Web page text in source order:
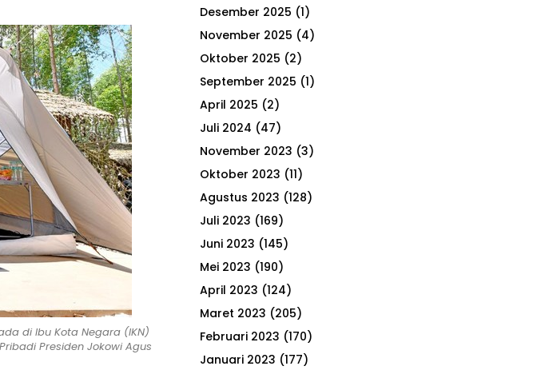
di Ibu Kota Negara (IKN)
Presiden Jokowi Agus
f
o
r
Desember 2025 (1)
November 2025 (4)
Oktober 2025 (2)
September 2025 (1)
April 2025 (2)
Juli 2024 (47)
November 2023 (3)
Oktober 2023 (11)
Agustus 2023 (128)
Juli 2023 (169)
Juni 2023 (145)
Mei 2023 (190)
April 2023 (124)
Maret 2023 (205)
Februari 2023 (170)
Januari 2023 (177)